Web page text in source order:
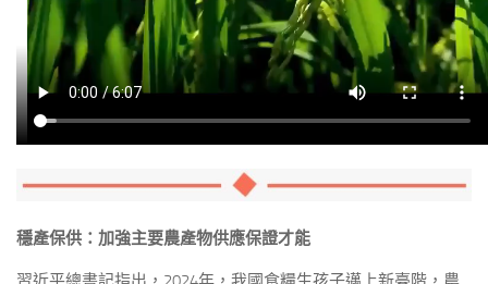
穩產保供：加強主要農產物供應保證才能